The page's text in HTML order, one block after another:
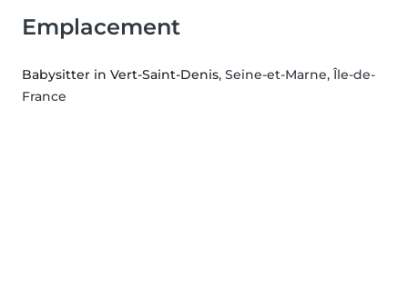
Emplacement
Babysitter in Vert-Saint-Denis, Seine-et-Marne, Île-de-
France